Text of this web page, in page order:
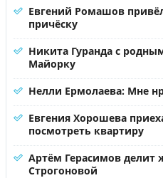
Евгений Ромашов
причёску
Никита Гуранда с
Майорку
Нелли Ермолаева: Мне
Евгения Хорошева
посмотреть квартиру
Артём Герасимов делит
Строгоновой